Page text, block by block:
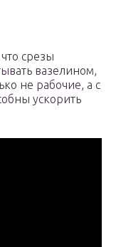
срезы
вазелином,
не рабочие, а с
ускорить